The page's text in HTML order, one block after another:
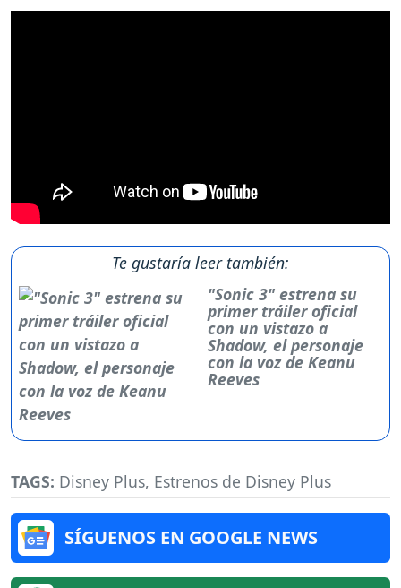
Te gustaría leer también:
"Sonic 3" estrena su
primer tráiler oficial
con un vistazo a
Shadow, el personaje
con la voz de Keanu
Reeves
TAGS: Disney Plus, Estrenos de Disney Plus
SÍGUENOS EN GOOGLE NEWS